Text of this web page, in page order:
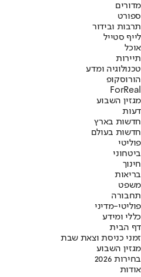
מדורים
ספורט
תרבות ובידור
לייף סטייל
אוכל
תיירות
טכנולוגיה ומדע
הורוסקופ
ForReal
מגזין השבוע
דעות
חדשות בארץ
חדשות בעולם
פוליטי
ביטחוני
חינוך
בריאות
משפט
תחבורה
פוליטי-מדיני
כללי ומידע
דף הבית
זמני כניסת וצאת שבת
מגזין השבוע
בחירות 2026
אודות